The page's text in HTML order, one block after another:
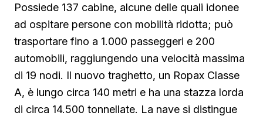
Possiede 137 cabine, alcune delle quali idonee
ad ospitare persone con mobilità ridotta; può
trasportare fino a 1.000 passeggeri e 200
automobili, raggiungendo una velocità massima
di 19 nodi. Il nuovo traghetto, un Ropax Classe
A, è lungo circa 140 metri e ha una stazza lorda
di circa 14.500 tonnellate. La nave si distingue